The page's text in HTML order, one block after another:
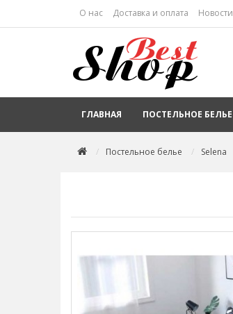
О нас Доставка и оплата Новости
ГЛАВНАЯ ПОСТЕЛЬНОЕ БЕЛЬЕ
Постельное белье Selena